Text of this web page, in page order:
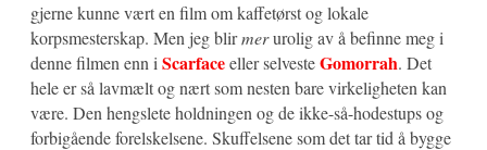
gjerne kunne vært en film om kaffetørst og lokale
korpsmesterskap. Men jeg blirmerurolig av å befinne meg i
denne filmen enn i Scarfaceeller selvesteGomorrah. Det
hele er så lavmælt og nært som nesten bare virkeligheten kan
være. Den hengslete holdningen og de ikke-så-hodestups og
forbigående forelskelsene. Skuffelsene som det tar tid å bygge